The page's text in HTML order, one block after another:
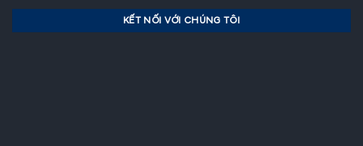
KẾT NỐI VỚI CHÚNG TÔI